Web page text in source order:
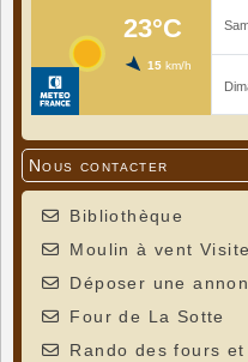
Nous contacter
Bibliothèque
Moulin à vent
Déposer une
Four de La Sotte
Rando des fours